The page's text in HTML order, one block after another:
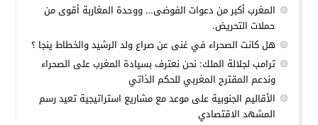
المغرب أكبر من دعوات الفوضى… ووحدة المغاربة أقوى من
حملات التحريض.
هل كانت الصحراء في غنى عن صراع ولد الرشيد والخطاط ينجا ؟
ترامب لجلالة الملك: نحن نعترف بسيادة المغرب على الصحراء
وندعم المقترح المغربي للحكم الذاتي
الأقاليم الجنوبية على موعد مع مشاريع استراتيجية تعيد رسم
المشهد الاقتصادي